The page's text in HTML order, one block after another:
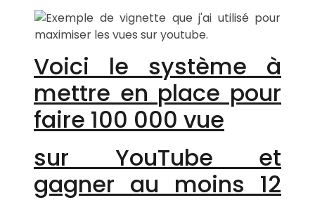
Voici le système à
mettre en place pour
faire 100 000 vue
sur YouTube et
gagner au moins 12